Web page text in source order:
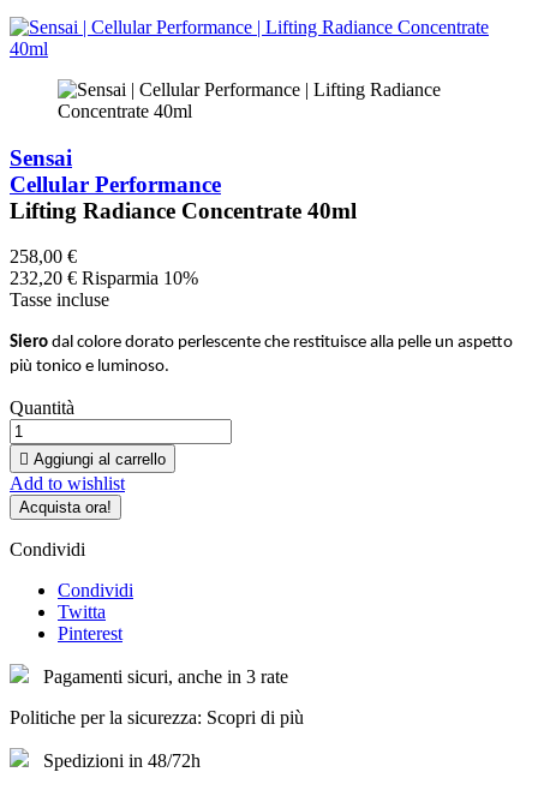
Sensai
Cellular Performance
Lifting Radiance Concentrate 40ml
258,00 €
232,20 € Risparmia 10%
Tasse incluse
Siero dal colore dorato perlescente che restituisce alla pelle un aspetto
più tonico e luminoso.
Quantità
 Aggiungi al carrello
Add to wishlist
Acquista ora!
Condividi
Condividi
Twitta
Pinterest
Pagamenti sicuri, anche in 3 rate
Politiche per la sicurezza: Scopri di più
Spedizioni in 48/72h